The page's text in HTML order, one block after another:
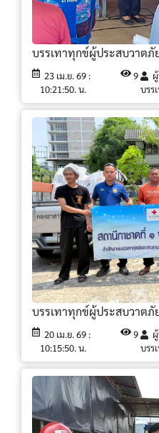
บรรเทาทุกข์ผู้ประสบวาตภั
23 เม.ย. 69 :
10:21:50. น.
9
บรร
บรรเทาทุกข์ผู้ประสบวาต
20 เม.ย. 69 :
10:15:50. น.
9
บรร